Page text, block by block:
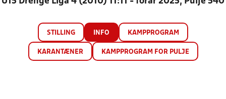
STILLING INFO KAMPPROGRAM
KARANTÆNER KAMPPROGRAM FOR PULJE